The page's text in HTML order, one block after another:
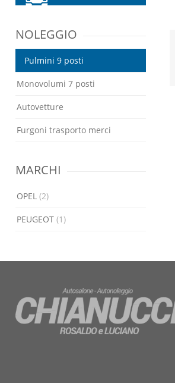
NOLEGGIO
Pulmini 9 posti
Monovolumi 7 posti
Autovetture
Furgoni trasporto merci
MARCHI
OPEL (2)
PEUGEOT (1)